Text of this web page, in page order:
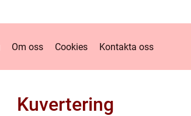
Om oss Cookies Kontakta oss
Kuvertering